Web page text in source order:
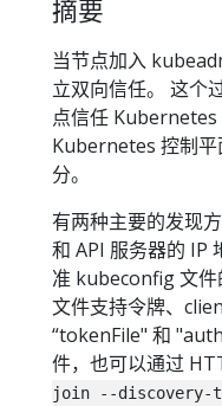
摘要
当节点加入
立双向信任。 这个
点信任 Kubernetes
Kubernetes 控制平
分。
有两种主要的发现
和 API 服务器的 IP
准 kubeconfig 文
文件支持令牌、
“tokenFile" 和
件，也可以通过
join --discovery-